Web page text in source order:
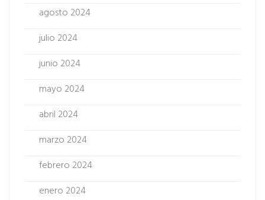
agosto 2024
julio 2024
junio 2024
mayo 2024
abril 2024
marzo 2024
febrero 2024
enero 2024